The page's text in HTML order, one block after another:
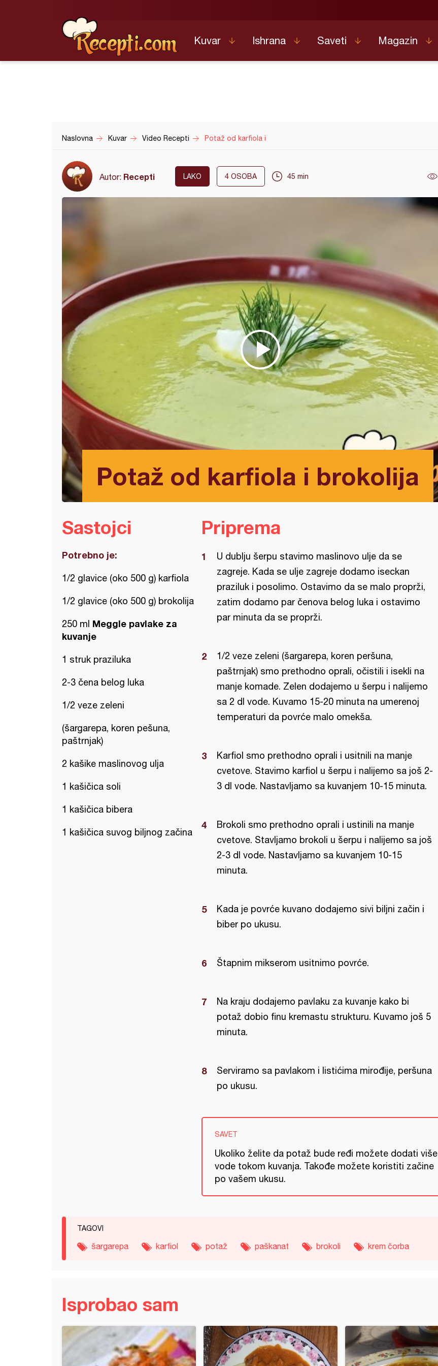
Kuvar Ishrana Saveti Magazin
Naslovna Kuvar Video Recepti Potaž od karfiola i
Autor: Recepti LAKO 4 OSOBA 45 min
Potaž od karfiola i brokolija
Sastojci
Potrebno je:
1/2 glavice (oko 500 g) karfiola
1/2 glavice (oko 500 g) brokolija
250 ml Meggle pavlake za
kuvanje
1 struk praziluka
2-3 čena belog luka
1/2 veze zeleni
(šargarepa, koren pešuna,
paštrnjak)
2 kašike maslinovog ulja
1 kašičica soli
1 kašičica bibera
1 kašičica suvog biljnog začina
Priprema
U dublju šerpu stavimo maslinovo ulje da se
zagreje. Kada se ulje zagreje dodamo iseckan
praziluk i posolimo. Ostavimo da se malo proprži,
zatim dodamo par čenova belog luka i ostavimo
par minuta da se proprži.
1/2 veze zeleni (šargarepa, koren peršuna,
paštrnjak) smo prethodno oprali, očistili i isekli na
manje komade. Zelen dodajemo u šerpu i nalijemo
sa 2 dl vode. Kuvamo 15-20 minuta na umerenoj
temperaturi da povrće malo omekša.
Karfiol smo prethodno oprali i usitnili na manje
cvetove. Stavimo karfiol u šerpu i nalijemo sa još 2-
3 dl vode. Nastavljamo sa kuvanjem 10-15 minuta.
Brokoli smo prethodno oprali i ustinili na manje
cvetove. Stavljamo brokoli u šerpu i nalijemo sa još
2-3 dl vode. Nastavljamo sa kuvanjem 10-15
minuta.
Kada je povrće kuvano dodajemo sivi biljni začin i
biber po ukusu.
Štapnim mikserom usitnimo povrće.
Na kraju dodajemo pavlaku za kuvanje kako bi
potaž dobio finu kremastu strukturu. Kuvamo još 5
minuta.
Serviramo sa pavlakom i listićima mirođije, peršuna
po ukusu.
SAVET
Ukoliko želite da potaž bude ređi možete dodati više
vode tokom kuvanja. Takođe možete koristiti začine
po vašem ukusu.
TAGOVI
šargarepa karfiol potaž paškanat brokoli krem čorba
Isprobao sam
sa jogurtom i makaronama